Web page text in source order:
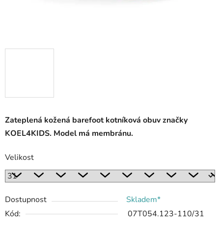
Zateplená kožená barefoot kotníková obuv značky
KOEL4KIDS. Model má membránu.
Velikost
Dostupnost
Skladem*
Kód:
07T054.123-110/31